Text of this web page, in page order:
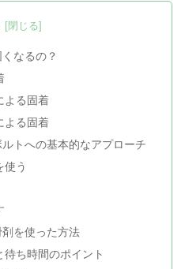
なるの？
よる固着
よる固着
トへの基本的なアプローチ
使う
を使った方法
ち時間のポイント